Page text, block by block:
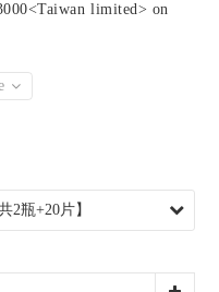
limited> on